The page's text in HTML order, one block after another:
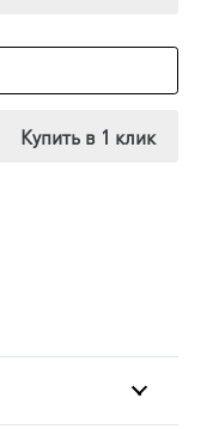
Купить в 1 клик